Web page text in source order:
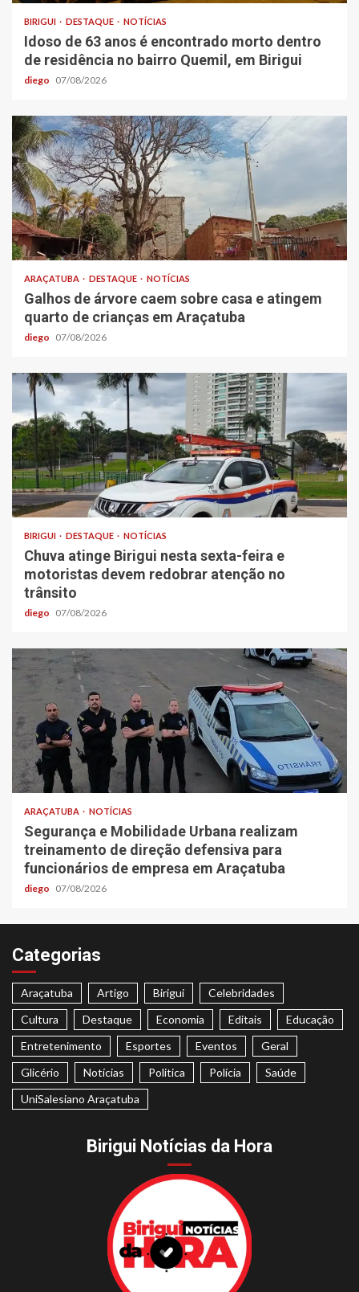
BIRIGUI DESTAQUE NOTÍCIAS
Idoso de 63 anos é encontrado morto dentro
de residência no bairro Quemil, em Birigui
diego 07/08/2026
ARAÇATUBA DESTAQUE NOTÍCIAS
Galhos de árvore caem sobre casa e atingem
quarto de crianças em Araçatuba
diego 07/08/2026
BIRIGUI DESTAQUE NOTÍCIAS
Chuva atinge Birigui nesta sexta-feira e
motoristas devem redobrar atenção no
trânsito
diego 07/08/2026
ARAÇATUBA NOTÍCIAS
Segurança e Mobilidade Urbana realizam
treinamento de direção defensiva para
funcionários de empresa em Araçatuba
diego 07/08/2026
Categorias
Araçatuba Artigo Birigui
Celebridades
Cultura
Destaque Economia Editais
Educação
Entretenimento
Esportes Eventos
Geral
Glicério
Notícias Politica Polícia
Saúde
UniSalesiano Araçatuba
Birigui Notícias da Hora